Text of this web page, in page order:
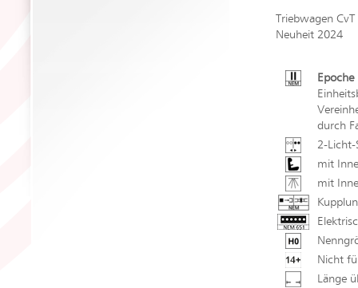
Triebwagen
Neuheit 2024
durch
2-Licht-
mit
mit
Nicht
Länge